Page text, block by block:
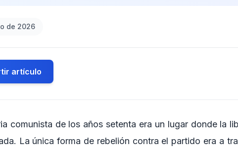
de 2026
artículo
comunista de los años setenta era un lugar donde la
La única forma de rebelión contra el partido era a